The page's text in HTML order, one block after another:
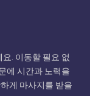
. 이동할 필요 없
에 시간과 노력을
게 마사지를 받을